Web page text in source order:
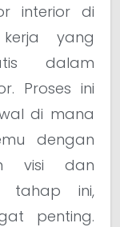
interior di
yang
dalam
Proses ini
di mana
dengan
visi dan
tahap ini,
penting.